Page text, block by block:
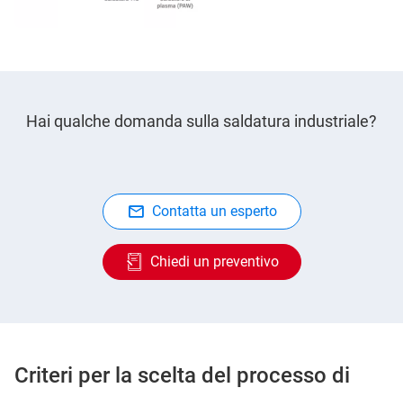
Hai qualche domanda sulla saldatura industriale?
Contatta un esperto
Chiedi un preventivo
Criteri per la scelta del processo di